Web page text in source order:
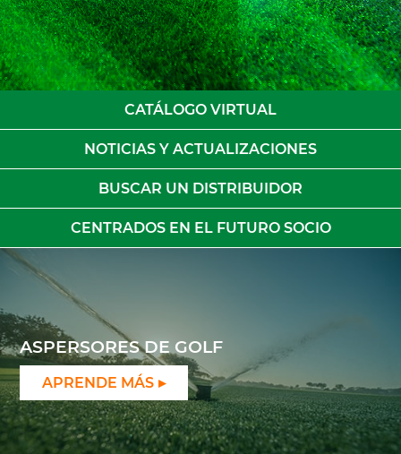
CATÁLOGO VIRTUAL
NOTICIAS Y ACTUALIZACIONES
BUSCAR UN DISTRIBUIDOR
CENTRADOS EN EL FUTURO SOCIO
ASPERSORES DE GOLF
APRENDE MÁS